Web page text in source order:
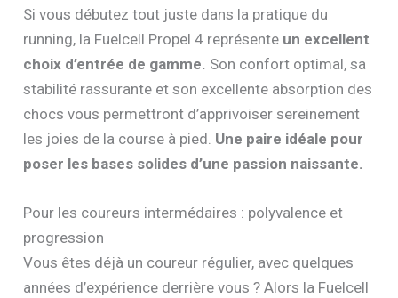
Si vous débutez tout juste dans la pratique du
running, la Fuelcell Propel 4 représente un excellent
choix d’entrée de gamme. Son confort optimal, sa
stabilité rassurante et son excellente absorption des
chocs vous permettront d’apprivoiser sereinement
les joies de la course à pied. Une paire idéale pour
poser les bases solides d’une passion naissante.
Pour les coureurs intermédaires : polyvalence et
progression
Vous êtes déjà un coureur régulier, avec quelques
années d’expérience derrière vous ? Alors la Fuelcell